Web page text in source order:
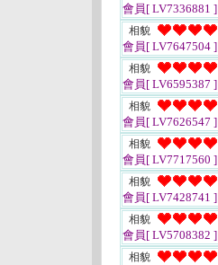
會員[ LV7336881 ]
相貌
會員[ LV7647504 ]
相貌
會員[ LV6595387 ]
相貌
會員[ LV7626547 ]
相貌
會員[ LV7717560 ]
相貌
會員[ LV7428741 ]
相貌
會員[ LV5708382 ]
相貌